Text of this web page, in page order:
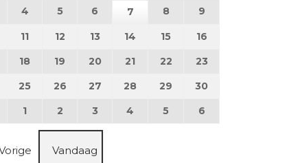
augustus 2026
4 4 augustus 2026
55 augustus 2026
6 6 augustus 2026
7 7 augustus 2026
8 8 augustus 2026
9
10 augustus 2026
11 11 augustus 2026
12 12 augustus 2026
13 13 augustus 2026
14 14 augustus 2026
15 15 augustus 2026
16
17 augustus 2026
18 18 augustus 2026
19 19 augustus 2026
20 20 augustus 2026
21 21 augustus 2026
22 22 augustus 2026
23
24 augustus 2026
25 25 augustus 2026
26 26 augustus 2026
27 27 augustus 2026
28 28 augustus 2026
29 29 augustus 2026
30
augustus 2026
1 1 september 2026
2 2 september 2026
3 3 september 2026
4 4 september 2026
5 5 september 2026
6
Vandaag